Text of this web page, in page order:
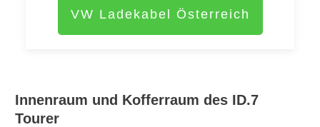
VW Ladekabel Österreich
Innenraum und Kofferraum des ID.7
Tourer